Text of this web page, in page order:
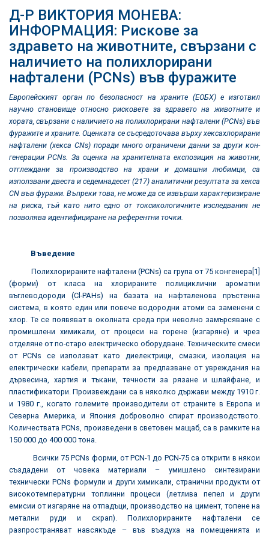
Д-Р ВИКТОРИЯ МОНЕВА:
ИНФОРМАЦИЯ: Рискове за
здравето на животните, свързани с
наличието на полихлорирани
нафталени (PCNs) във фуражите
Европейският орган по безопасност на храните (ЕОБХ) e изготвил
научно становище относно рисковете за здравето на животните и
хората, свързани с наличието на полихлорирани нафталени (PCNs) във
фуражите и храните. Оценката се съсредоточава върху хексахлорирани
нафталени (хекса CNs) поради много ограничени данни за други кон-
генерации PCNs. За оценка на хранителната експозиция на животни,
отглеждани за производство на храни и домашни любимци, са
използвани двеста и седемнадесет (217) аналитични резултата за хекса
CN във фуражи. Въпреки това, не може да се извърши характеризиране
на риска, тъй като нито едно от токсикологичните изследвания не
позволява идентифициране на референтни точки.
Въведение
Полихлорираните нафталeни (PCNs) са група от 75 конгенера [1]
(форми) от класа на хлорираните полициклични ароматни
въглеводороди (Cl-PAHs) на базата на нафталенова пръстенна
система, в която един или повече водородни атоми са заменени с
хлор. Те се появяват в околната среда при неволно замърсяване с
промишлени химикали, от процеси на горене (изгаряне) и чрез
отделяне от по-старо електрическо оборудване. Техническите смеси
от PCNs се използват като диелектрици, смазки, изолация на
електрически кабели, препарати за предпазване от увреждания на
дървесина, хартия и тъкани, течности за рязане и шлайфане, и
пластификатори. Произвеждани са в няколко държави между 1910 г.
и 1980 г., когато големите производители от страните в Европа и
Северна Америка, и Япония доброволно спират производството.
Количествата PCNs, произведени в световен мащаб, са в рамките на
150 000 до 400 000 тона.
Всички 75 PCNs форми, от PCN-1 до PCN-75 са открити в някои
създадени от човека материали – умишлено синтезирани
технически PCNs формули и други химикали, странични продукти от
високотемпературни топлинни процеси (летлива пепел и други
емисии от изгаряне на отпадъци, производство на цимент, топене на
метални руди и скрап). Полихлорираните нафталени се
разпространяват навсякъде – във въздуха на помещенията и